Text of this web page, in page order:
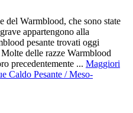
del Warmblood, che sono state
appartengono alla
pesante trovati oggi
delle razze Warmblood
precedentemente ... Maggiori
Caldo Pesante / Meso-